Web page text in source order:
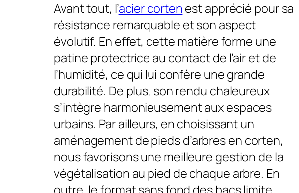
Avant tout, l’acier cortenest apprécié pour sa
résistance remarquable et son aspect
évolutif. En effet, cette matière forme une
patine protectrice au contact de l’air et de
l’humidité, ce qui lui confère une grande
durabilité. De plus, son rendu chaleureux
s’intègre harmonieusement aux espaces
urbains. Par ailleurs, en choisissant un
aménagement de pieds d’arbres en corten,
nous favorisons une meilleure gestion de la
végétalisation au pied de chaque arbre. En
outre, le format sans fond des bacs limite